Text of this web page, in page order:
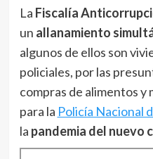
La Fiscalía
un allanamiento
algunos de ellos son
policiales, por las
compras de alimentos
para la Policía Nacional
la pandemia del nuevo